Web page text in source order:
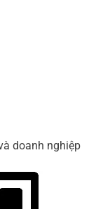
doanh nghiệp